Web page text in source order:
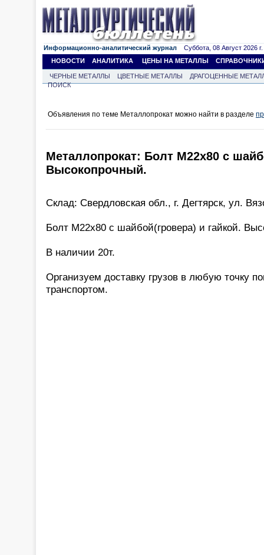
Информационно-аналитический журнал Суббота, 08 Август 2026 г.
НОВОСТИ
АНАЛИТИКА ЦЕНЫ НА МЕТАЛЛЫ
ЧЕРНЫЕ МЕТАЛЛЫ ЦВЕТНЫЕ МЕТАЛЛЫ
ДРАГОЦЕННЫЕ
ПОИСК
Объявления по теме Металлопрокат можно найти в разделе
Металлопрокат: Болт М22х80 с
Высокопрочный.
Склад: Свердловская обл., г. Дегтярск, ул.
Болт М22х80 с шайбой(гровера) и гайкой.
В наличии 20т.
Организуем доставку грузов в любую точку
транспортом.